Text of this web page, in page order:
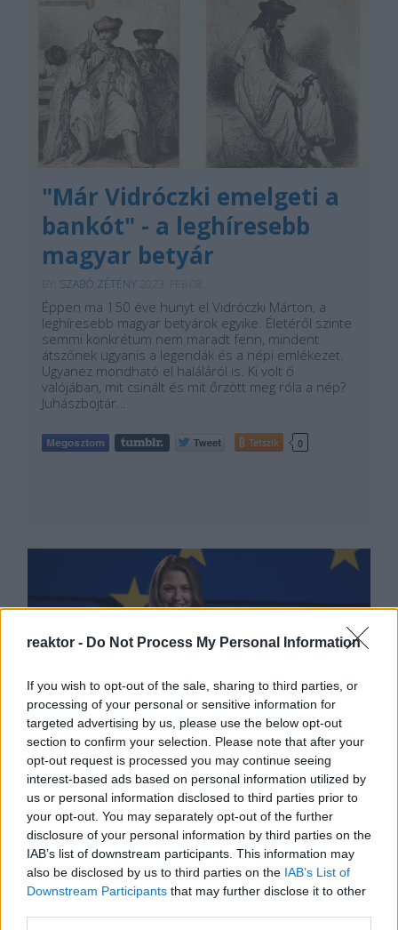
reaktor - Do Not Process My Personal Information
If you wish to opt-out of the sale, sharing to third parties, or
processing of your personal or sensitive information for
targeted advertising by us, please use the below opt-out
section to confirm your selection. Please note that after your
opt-out request is processed you may continue seeing
interest-based ads based on personal information utilized by
us or personal information disclosed to third parties prior to
your opt-out. You may separately opt-out of the further
disclosure of your personal information by third parties on the
IAB’s list of downstream participants. This information may
also be disclosed by us to third parties on the IAB’s List of
Downstream Participants that may further disclose it to other
"Már Vidróczki emelgeti a
bankót" - a leghíresebb
magyar betyár
SZABÓ ZÉTÉNY
Éppen ma 150 éve hunyt el Vidróczki Márton, a
leghíresebb magyar betyárok egyike. Életéről szinte
semmi konkrétum nem maradt fenn, mindent
átszőnek ugyanis a legendák és a népi emlékezet.
Ugyanez mondható el haláláról is. Ki volt ő
valójában, mit csinált és mit őrzött meg róla a nép?
Juhászbojtár…
Tetszik 0
Donáth Anna: Új útra kell
vezetni
Magyarországot...valamiko
r
BY:ZSIGA BULCSÚ2023. FEB 07.
Előző cikkünkben elemeztük a Demokratikus